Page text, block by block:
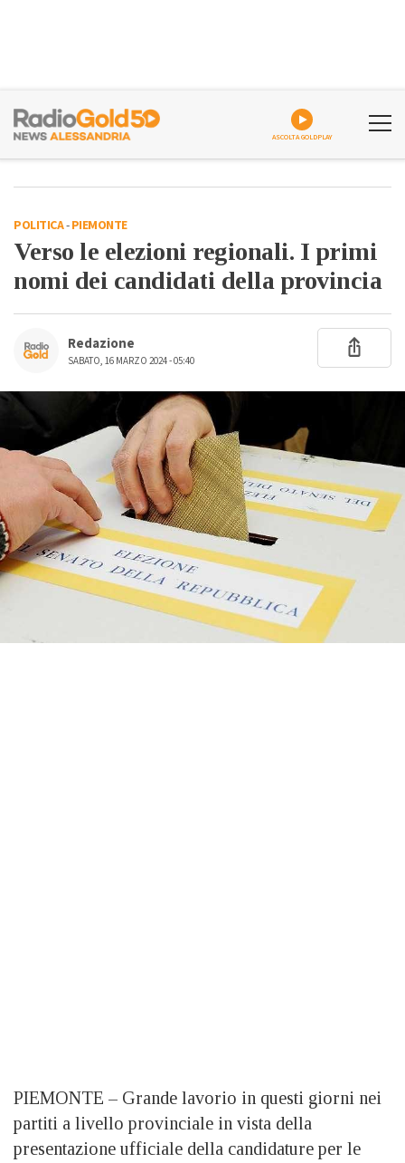
ASCOLTA GOLDPLAY
POLITICA-PIEMONTE
Verso le elezioni regionali. I primi
nomi dei candidati della provincia
Redazione
SABATO, 16 MARZO 2024 - 05:40
PIEMONTE – Grande lavorio in questi giorni nei
partiti a livello provinciale in vista della
presentazione ufficiale della candidature per le